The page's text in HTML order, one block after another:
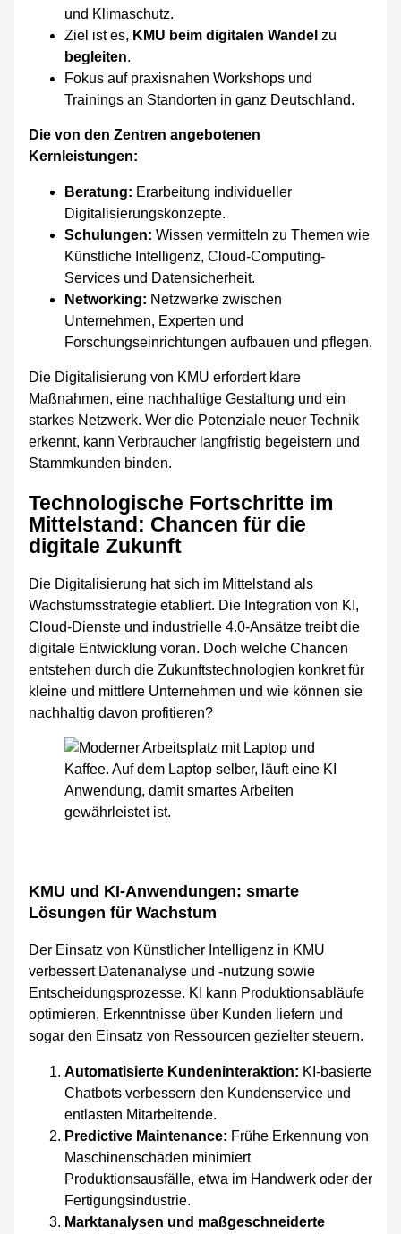
und Klimaschutz.
Ziel ist es, KMU beim digitalen Wandel zu
begleiten.
Fokus auf praxisnahen Workshops und
Trainings an Standorten in ganz Deutschland.
Die von den Zentren angebotenen
Kernleistungen:
Beratung: Erarbeitung individueller
Digitalisierungskonzepte.
Schulungen: Wissen vermitteln zu Themen wie
Künstliche Intelligenz, Cloud-Computing-
Services und Datensicherheit.
Networking: Netzwerke zwischen
Unternehmen, Experten und
Forschungseinrichtungen aufbauen und pflegen.
Die Digitalisierung von KMU erfordert klare
Maßnahmen, eine nachhaltige Gestaltung und ein
starkes Netzwerk. Wer die Potenziale neuer Technik
erkennt, kann Verbraucher langfristig begeistern und
Stammkunden binden.
Technologische Fortschritte im
Mittelstand: Chancen für die
digitale Zukunft
Die Digitalisierung hat sich im Mittelstand als
Wachstumsstrategie etabliert. Die Integration von KI,
Cloud-Dienste und industrielle 4.0-Ansätze treibt die
digitale Entwicklung voran. Doch welche Chancen
entstehen durch die Zukunftstechnologien konkret für
kleine und mittlere Unternehmen und wie können sie
nachhaltig davon profitieren?
KMU und KI-Anwendungen: smarte
Lösungen für Wachstum
Der Einsatz von Künstlicher Intelligenz in KMU
verbessert Datenanalyse und -nutzung sowie
Entscheidungsprozesse. KI kann Produktionsabläufe
optimieren, Erkenntnisse über Kunden liefern und
sogar den Einsatz von Ressourcen gezielter steuern.
Automatisierte Kundeninteraktion: KI-basierte
Chatbots verbessern den Kundenservice und
entlasten Mitarbeitende.
Predictive Maintenance: Frühe Erkennung von
Maschinenschäden minimiert
Produktionsausfälle, etwa im Handwerk oder der
Fertigungsindustrie.
Marktanalysen und maßgeschneiderte